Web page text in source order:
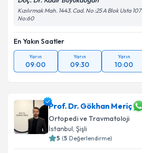
Kızılırmak Mah. 1443. Cad. No :25 A Blok Usta
No:60
En Yakın Saatler
Yarın
09:00
Yarın
09:30
Yarın
10:00
Prof. Dr. Gökhan Meriç
Ortopedi ve Travmatoloji
İstanbul, Şişli
5 (5 Değerlendirme)